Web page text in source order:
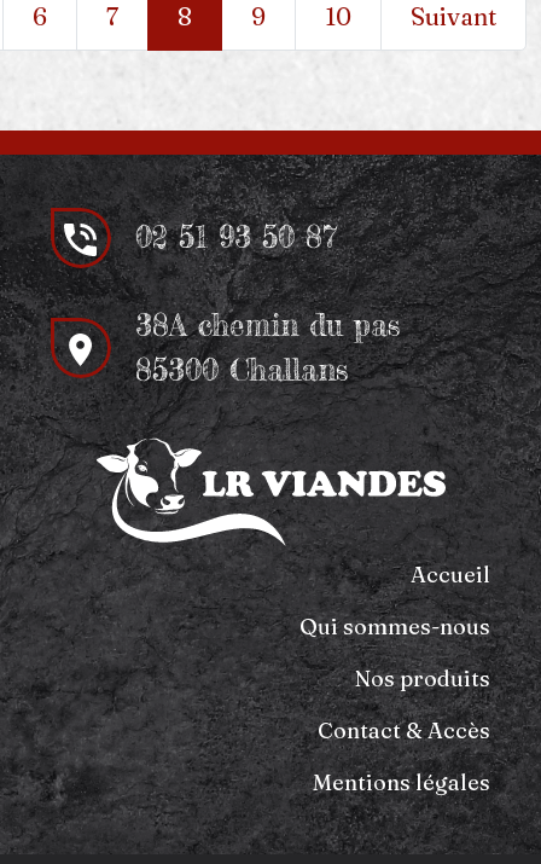
6 7 8 9 10 Suivant
02 51 93 50 87
38A chemin du pas
85300 Challans
Accueil
Qui sommes-nous
Nos produits
Contact & Accès
Mentions légales